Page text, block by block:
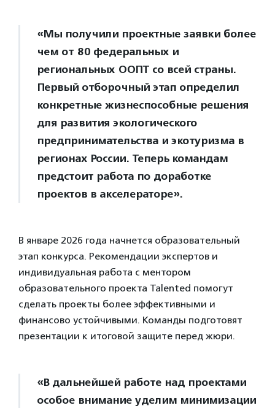
«Мы получили проектные заявки более
чем от 80 федеральных и
региональных ООПТ со всей страны.
Первый отборочный этап определил
конкретные жизнеспособные решения
для развития экологического
предпринимательства и экотуризма в
регионах России. Теперь командам
предстоит работа по доработке
проектов в акселераторе».
В январе 2026 года начнется образовательный
этап конкурса. Рекомендации экспертов и
индивидуальная работа с ментором
образовательного проекта Talented помогут
сделать проекты более эффективными и
финансово устойчивыми. Команды подготовят
презентации к итоговой защите перед жюри.
«В дальнейшей работе над проектами
особое внимание уделим минимизации